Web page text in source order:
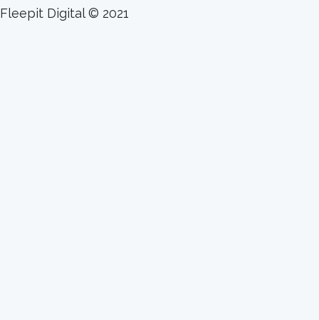
Fleepit Digital © 2021